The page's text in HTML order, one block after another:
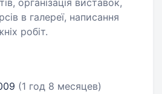
організація виставок,
в галереї, написання
робіт.
(1 год 8 месяцев)